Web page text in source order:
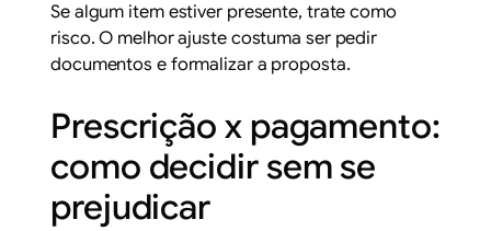
Se algum item estiver presente, trate como
risco. O melhor ajuste costuma ser pedir
documentos e formalizar a proposta.
Prescrição x pagamento:
como decidir sem se
prejudicar